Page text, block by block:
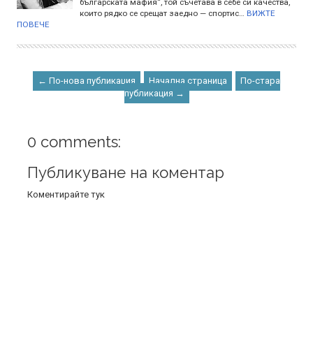
които рядко се срещат заедно — спортис…
ВИЖТЕ
ПОВЕЧЕ
← По-нова публикация Начална страница
По-стара
публикация →
0 comments:
Публикуване на коментар
Коментирайте тук